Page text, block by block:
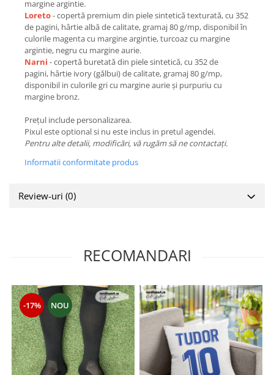
margine argintie.
Loreto- copertă premium din piele sintetică texturată, cu 352
de pagini, hârtie albă de calitate, gramaj 80 g/mp, disponibil în
culorile magenta cu margine argintie, turcoaz cu margine
argintie, negru cu margine aurie.
Narni - copertă buretată din piele sintetică, cu 352 de
pagini, hârtie ivory (gălbui) de calitate, gramaj 80 g/mp,
disponibil in culorile gri cu margine aurie și purpuriu cu
margine bronz.
Prețul include personalizarea.
Pixul este optional si nu este inclus in pretul agendei.
Pentru alte detalii, modificări, vă rugăm să ne contactați.
Informatii conformitate produs
Review-uri (0)
RECOMANDARI
-17% NOU